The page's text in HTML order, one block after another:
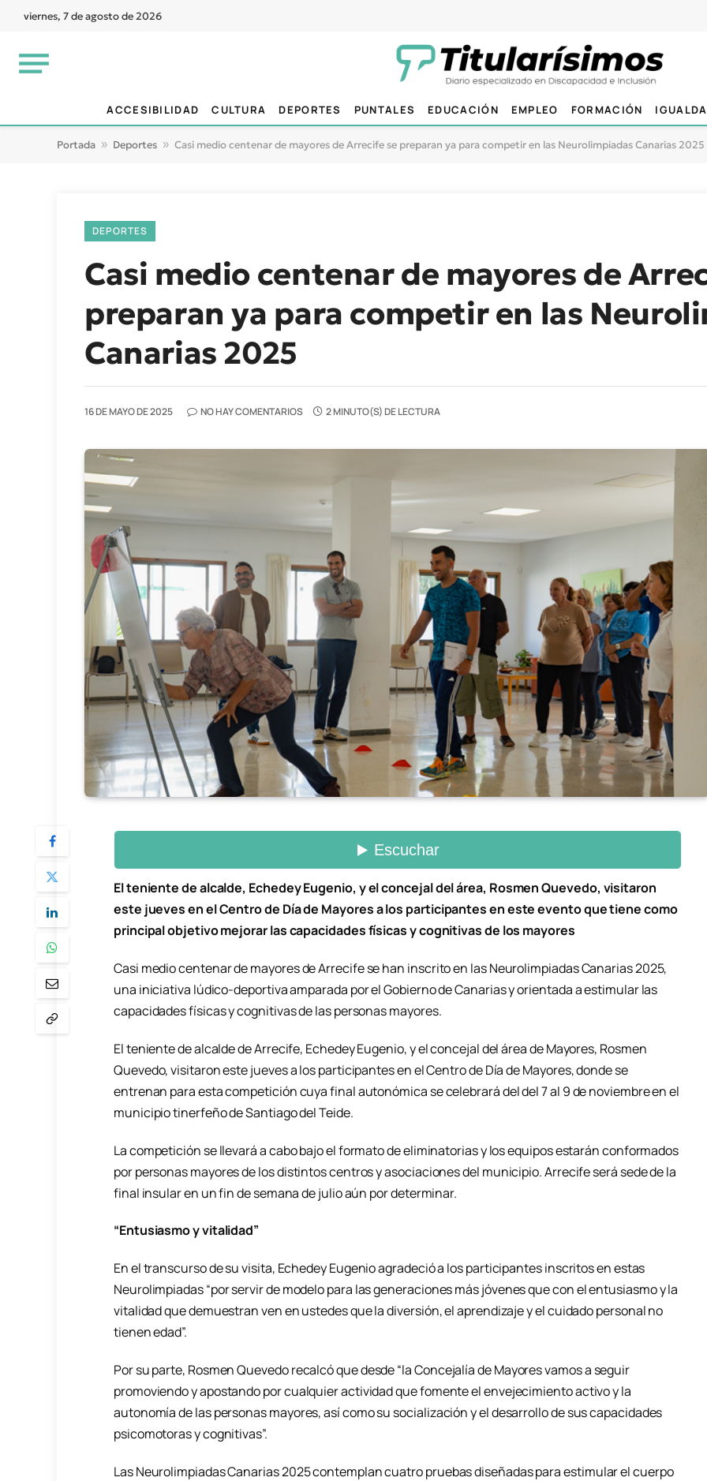
viernes, 7 de agosto de 2026
ACCESIBILIDAD CULTURA DEPORTES PUNTALES EDUCACIÓN EMPLEO FORMACIÓN
Portada » Deportes » Casi medio centenar de mayores de Arrecife se preparan ya para competir en las Neurolimpiadas Canarias 2025
DEPORTES
Casi medio centenar de mayores de
preparan ya para competir en las
Canarias 2025
16 DE MAYO DE 2025 NO HAY COMENTARIOS 2 MINUTO(S) DE LECTURA
El teniente de alcalde, Echedey Eugenio, y el concejal del área, Rosmen Quevedo, visitaron
este jueves en el Centro de Día de Mayores a los participantes en este evento que tiene como
principal objetivo mejorar las capacidades físicas y cognitivas de los mayores
Casi medio centenar de mayores de Arrecife se han inscrito en las Neurolimpiadas Canarias 2025,
una iniciativa lúdico-deportiva amparada por el Gobierno de Canarias y orientada a estimular las
capacidades físicas y cognitivas de las personas mayores.
El teniente de alcalde de Arrecife, Echedey Eugenio, y el concejal del área de Mayores, Rosmen
Quevedo, visitaron este jueves a los participantes en el Centro de Día de Mayores, donde se
entrenan para esta competición cuya final autonómica se celebrará del del 7 al 9 de noviembre en el
municipio tinerfeño de Santiago del Teide.
La competición se llevará a cabo bajo el formato de eliminatorias y los equipos estarán conformados
por personas mayores de los distintos centros y asociaciones del municipio. Arrecife será sede de la
final insular en un fin de semana de julio aún por determinar.
“Entusiasmo y vitalidad”
En el transcurso de su visita, Echedey Eugenio agradeció a los participantes inscritos en estas
Neurolimpiadas “por servir de modelo para las generaciones más jóvenes que con el entusiasmo y la
vitalidad que demuestran ven en ustedes que la diversión, el aprendizaje y el cuidado personal no
tienen edad”.
Por su parte, Rosmen Quevedo recalcó que desde “la Concejalía de Mayores vamos a seguir
promoviendo y apostando por cualquier actividad que fomente el envejecimiento activo y la
autonomía de las personas mayores, así como su socialización y el desarrollo de sus capacidades
psicomotoras y cognitivas”.
Las Neurolimpiadas Canarias 2025 contemplan cuatro pruebas diseñadas para estimular el cuerpo